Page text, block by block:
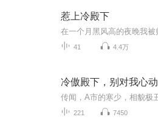
惹上冷殿下
41 4.4万
冷傲殿下，别对我心动
221 7450